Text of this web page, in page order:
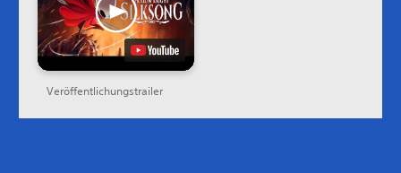
Veröffentlichungstrailer